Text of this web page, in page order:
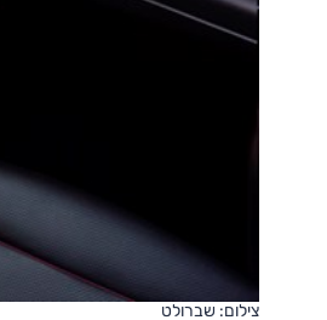
צילום: שברולט